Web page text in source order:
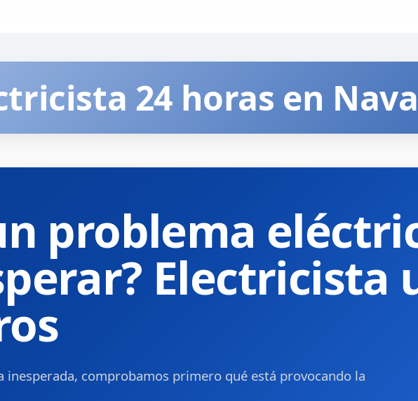
24 horas en
problema
Electricista
inesperada, comprobamos primero qué está provocando la